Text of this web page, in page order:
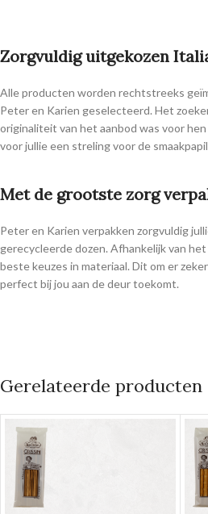
Zorgvuldig uitgekozen
Alle producten worden rechtstreeks
Peter en Karien geselecteerd. Het
originaliteit van het aanbod was voor
voor jullie een streling voor de
Met de grootste zorg
Peter en Karien verpakken zorgvuldig
gerecycleerde dozen. Afhankelijk van
beste keuzes in materiaal. Dit om er
perfect bij jou aan de deur toekomt.
Gerelateerde producten